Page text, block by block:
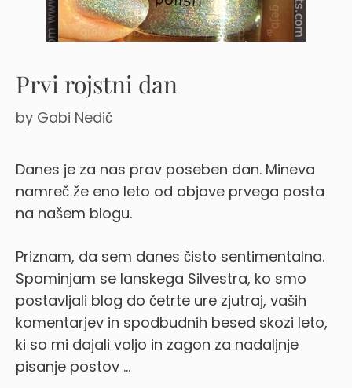
Prvi rojstni dan
by Gabi Nedič
Danes je za nas prav poseben dan. Mineva
namreč že eno leto od objave prvega posta
na našem blogu.
Priznam, da sem danes čisto sentimentalna.
Spominjam se lanskega Silvestra, ko smo
postavljali blog do četrte ure zjutraj, vaših
komentarjev in spodbudnih besed skozi leto,
ki so mi dajali voljo in zagon za nadaljnje
pisanje postov …